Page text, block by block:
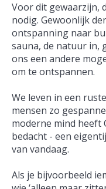
Voor dit gewaarzijn,
nodig. Gewoonlijk
ontspanning naar
sauna, de natuur in,
ons een andere
om te ontspannen.
We leven in een
mensen zo
moderne mind heeft
bedacht - een
van vandaag.
Als je bijvoorbeeld